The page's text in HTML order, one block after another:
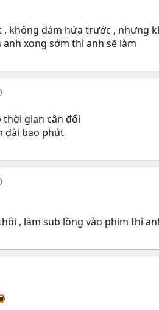
, không dám hứa trước , nhưng
xong sớm thì anh sẽ làm
thời gian cân đối
dài bao phút
, làm sub lồng vào phim thì